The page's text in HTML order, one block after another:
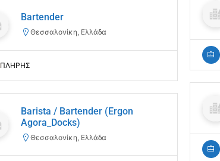
Bartender
Θεσσαλονίκη, Ελλάδα
ΠΛΗΡΗΣ
Barista / Bartender (Ergon
Agora_Docks)
Θεσσαλονίκη, Ελλάδα